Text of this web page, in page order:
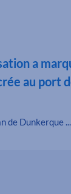
a
au port
de Dunkerque ...